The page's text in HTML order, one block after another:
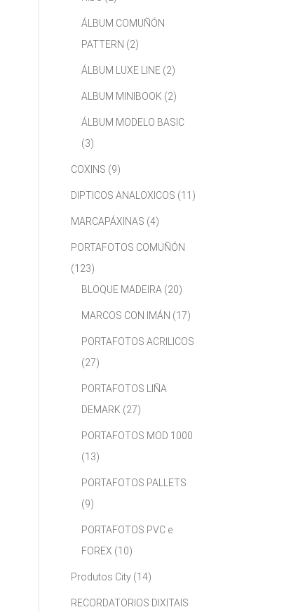
ÁLBUM COMUÑÓN
PATTERN (2)
ÁLBUM LUXE LINE (2)
ALBUM MINIBOOK (2)
ÁLBUM MODELO BASIC
(3)
COXINS (9)
DIPTICOS ANALOXICOS (11)
MARCAPÁXINAS (4)
PORTAFOTOS COMUÑÓN
(123)
BLOQUE MADEIRA (20)
MARCOS CON IMÁN (17)
PORTAFOTOS ACRILICOS
(27)
PORTAFOTOS LIÑA
DEMARK (27)
PORTAFOTOS MOD 1000
(13)
PORTAFOTOS PALLETS
(9)
PORTAFOTOS PVC e
FOREX (10)
Produtos City (14)
RECORDATORIOS DIXITAIS